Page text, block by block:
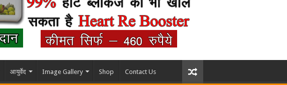
आयुर्वेद Image Gallery Shop Contact Us